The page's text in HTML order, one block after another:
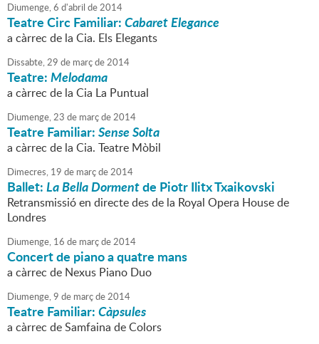
Diumenge,6 d'abril de2014
Teatre Circ Familiar:Cabaret Elegance
a càrrec de la Cia. Els Elegants
Dissabte,29 de marçde2014
Teatre:Melodama
a càrrec de la Cia La Puntual
Diumenge,23 de marçde2014
Teatre Familiar:Sense Solta
a càrrec de la Cia. Teatre Mòbil
Dimecres, 19 de marçde2014
Ballet:La Bella Dormentde Piotr Ilitx Txaikovski
Retransmissió en directe des de la Royal Opera House de
Londres
Diumenge, 16 de marçde2014
Concert de piano a quatre mans
a càrrec de Nexus Piano Duo
Diumenge,9 de marçde2014
Teatre Familiar:Càpsules
a càrrec de Samfaina de Colors